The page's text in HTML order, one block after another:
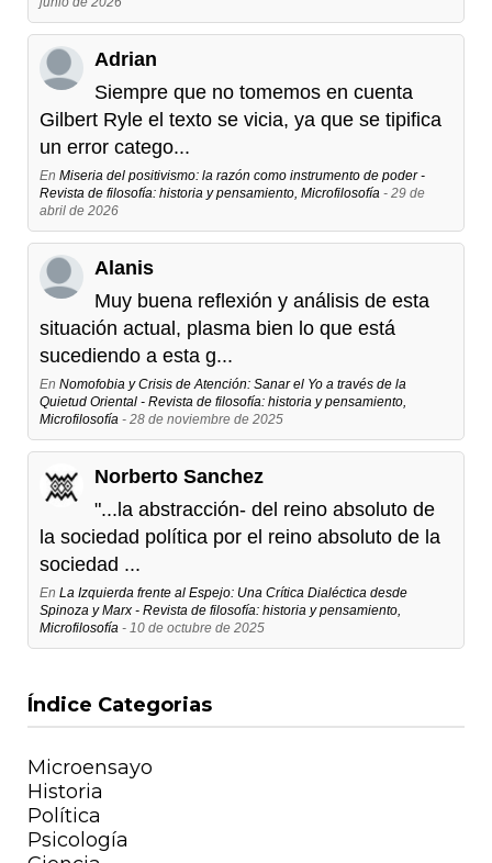
Adrian
Siempre que no tomemos en cuenta
Gilbert Ryle el texto se vicia, ya que se tipifica
un error catego...
En Miseria del positivismo: la razón como instrumento de poder -
Revista de filosofía: historia y pensamiento, Microfilosofía - 29 de
abril de 2026
Alanis
Muy buena reflexión y análisis de esta
situación actual, plasma bien lo que está
sucediendo a esta g...
En Nomofobia y Crisis de Atención: Sanar el Yo a través de la
Quietud Oriental - Revista de filosofía: historia y pensamiento,
Microfilosofía - 28 de noviembre de 2025
Norberto Sanchez
"...la abstracción- del reino absoluto de
la sociedad política por el reino absoluto de la
sociedad ...
En La Izquierda frente al Espejo: Una Crítica Dialéctica desde
Spinoza y Marx - Revista de filosofía: historia y pensamiento,
Microfilosofía - 10 de octubre de 2025
Índice Categorias
Microensayo
Historia
Política
Psicología